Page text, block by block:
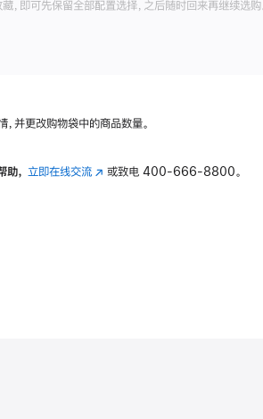
，即可先保留全部配置选择，之后随时回来再继续选购。
并更改购物袋中的商品数量。
， 立即在线交流(在 或致电400-666-8800。